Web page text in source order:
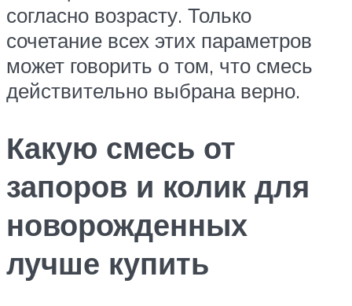
согласно возрасту. Только
сочетание всех этих параметров
может говорить о том, что смесь
действительно выбрана верно.
Какую смесь от
запоров и колик для
новорожденных
лучше купить